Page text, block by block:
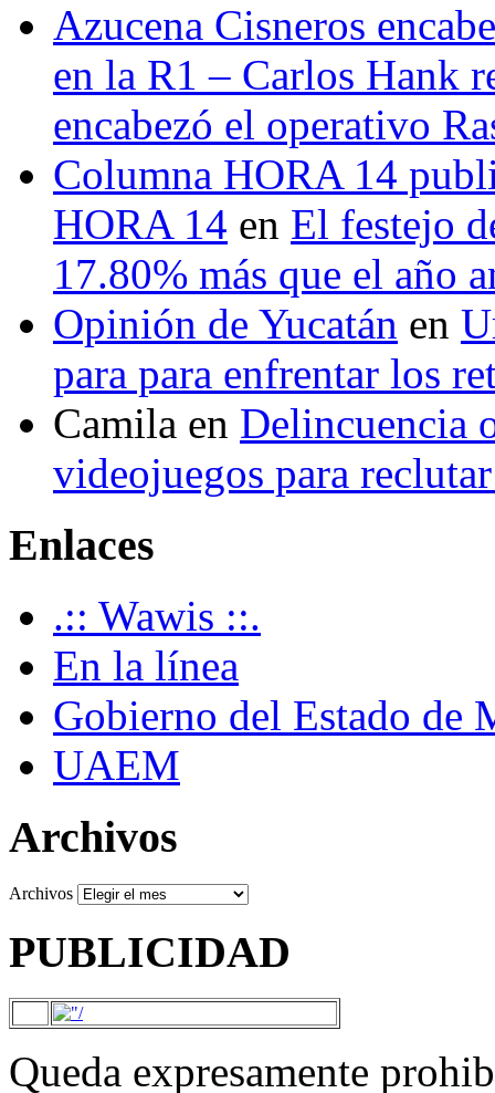
Azucena Cisneros
en la R1 – Carlos Hank
encabezó el operativo
Columna HORA 14
HORA 14 en El festejo
17.80% más que el año
Opinión de Yucatán en
para para enfrentar los
Camila en Delincuencia
videojuegos para
Enlaces
.:: Wawis ::.
En la línea
Gobierno del Estado de
UAEM
Archivos
Archivos
PUBLICIDAD
Queda expresamente